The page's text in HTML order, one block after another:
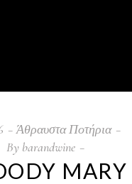
Άθραυστα Ποτήρια
By barandwine
MARY